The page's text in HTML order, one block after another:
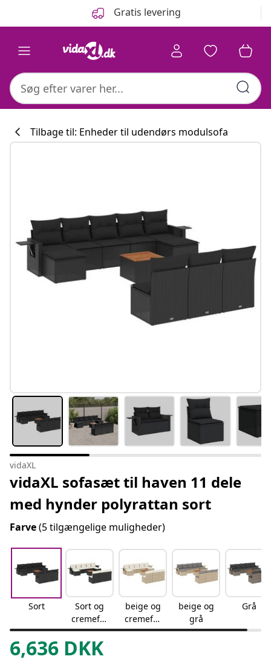
Gratis levering
#sharemevidaxl
Tilbage til: Enheder til udendørs modulsofa
vidaXL
vidaXL sofasæt til haven 11 dele
med hynder polyrattan sort
Farve(5 tilgængelige muligheder)
Sort
Sort og
cremefar
vet
beige og
cremefar
vet
beige og
grå
Grå
6,636 DKK